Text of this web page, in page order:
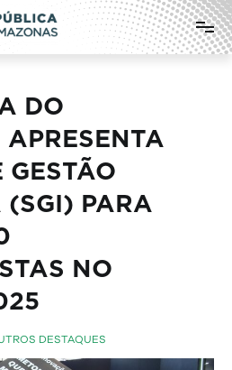
do Estado do
DO
GESTÃO
(SGI) PARA
NO
DESTAQUES